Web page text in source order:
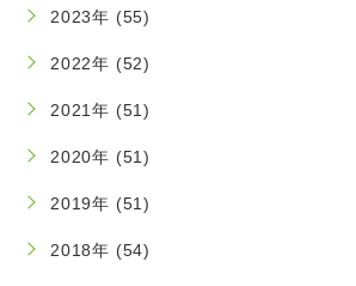
2023年 (55)
2022年 (52)
2021年 (51)
2020年 (51)
2019年 (51)
2018年 (54)